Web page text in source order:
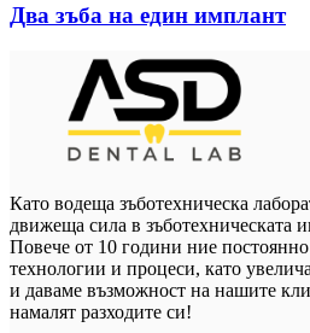
Два зъба на един имплант
Като водеща зъботехническа
движеща сила в зъботехническата
Повече от 10 години ние
технологии и процеси, като
и даваме възможност на нашите
намалят разходите си!